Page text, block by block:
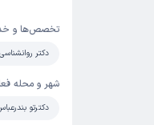
تخصص‌ها و
دکتر
شهر و محله
دکترتو